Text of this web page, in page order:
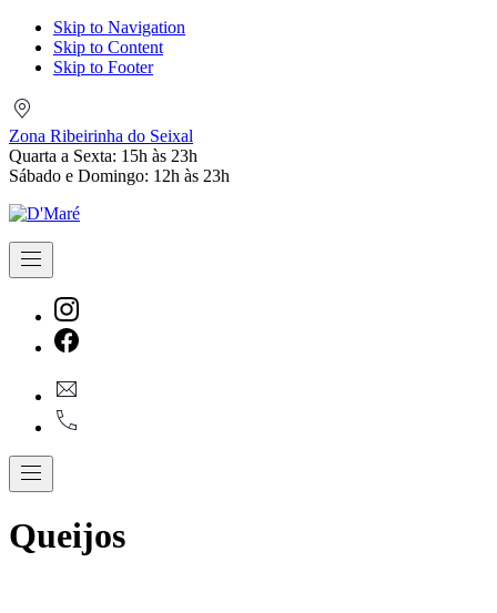
Skip to Navigation
Skip to Content
Skip to Footer
do
Seixal
Zona Ribeirinha do Seixal
Quarta a Sexta: 15h às 23h
Sábado e Domingo: 12h às 23h
Navigation
New
Window
Window
Navigation
Queijos